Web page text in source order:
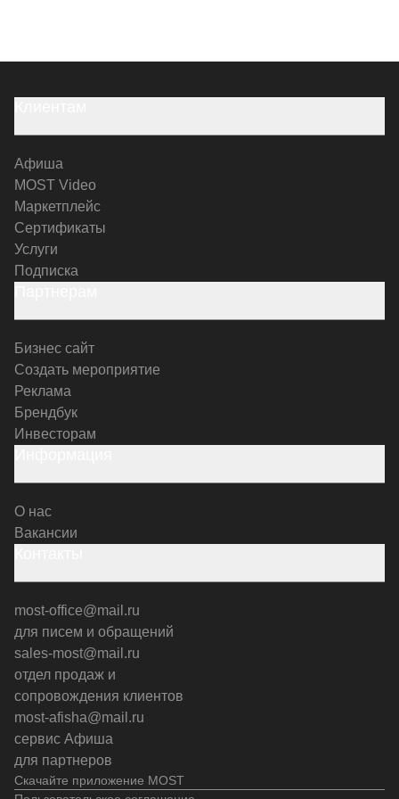
Скачайте приложение MOST
Афиша
MOST Video
Маркетплейс
Сертификаты
Услуги
Подписка
Бизнес сайт
Создать мероприятие
Реклама
Брендбук
Инвесторам
О нас
Вакансии
most-office@mail.ru
для писем и обращений
sales-most@mail.ru
отдел продаж и
сопровождения клиентов
most-afisha@mail.ru
сервис Афиша
для партнеров